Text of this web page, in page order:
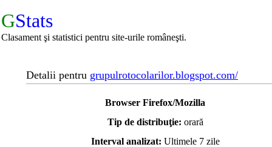
GStats
Clasament şi statistici pentru site-urile româneşti.
Detalii pentru grupulrotocolarilor.blogspot.com/
Browser Firefox/Mozilla
Tip de distribuţie: orară
Interval analizat: Ultimele 7 zile